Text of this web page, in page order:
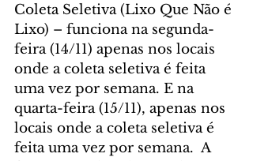
Coleta Seletiva (Lixo Que Não é
Lixo) – funciona na segunda-
feira (14/11) apenas nos locais
onde a coleta seletiva é feita
uma vez por semana. E na
quarta-feira (15/11), apenas nos
locais onde a coleta seletiva é
feita uma vez por semana.  A